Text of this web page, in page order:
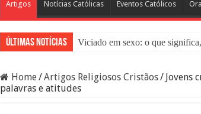
Artigos Notícias Católicas Eventos Católicos
Últimas Notícias
Viciado em sexo: o que
Filme Sagrado Coração – Seu
Home/Artigos Religiosos Cristãos/ Jovens
palavras e atitudes